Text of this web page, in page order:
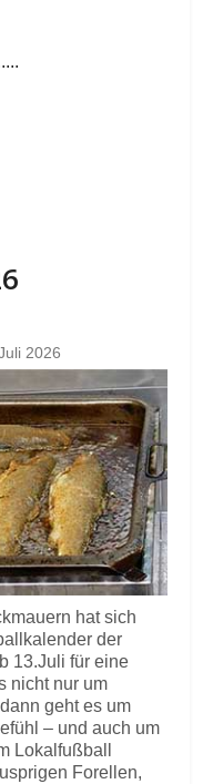
2026
hat sich
der
13.Juli für eine
nicht nur um
geht es um
– und auch um
Lokalfußball
Forellen,